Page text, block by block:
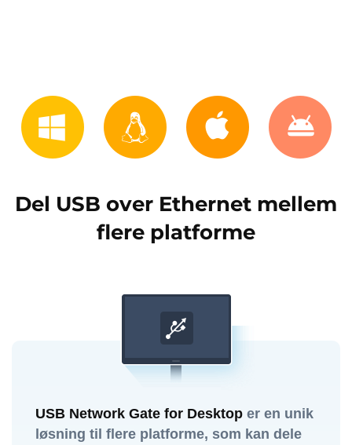
Del USB over Ethernet mellem
flere platforme
USB Network Gate for Desktop er en unik
løsning til flere platforme, som kan dele